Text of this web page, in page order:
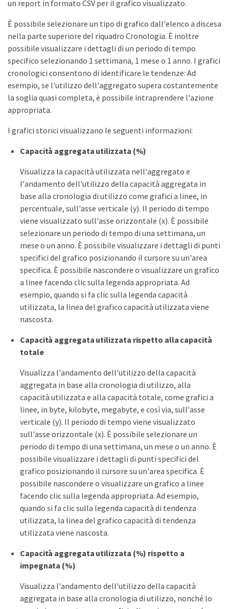
un report in formato CSV per il grafico visualizzato.
È possibile selezionare un tipo di grafico dall'elenco a discesa
nella parte superiore del riquadro Cronologia. È inoltre
possibile visualizzare i dettagli di un periodo di tempo
specifico selezionando 1 settimana, 1 mese o 1 anno. I grafici
cronologici consentono di identificare le tendenze: Ad
esempio, se l'utilizzo dell'aggregato supera costantemente
la soglia quasi completa, è possibile intraprendere l'azione
appropriata.
I grafici storici visualizzano le seguenti informazioni:
Capacità aggregata utilizzata (%)
Visualizza la capacità utilizzata nell'aggregato e
l'andamento dell'utilizzo della capacità aggregata in
base alla cronologia di utilizzo come grafici a linee, in
percentuale, sull'asse verticale (y). Il periodo di tempo
viene visualizzato sull'asse orizzontale (x). È possibile
selezionare un periodo di tempo di una settimana, un
mese o un anno. È possibile visualizzare i dettagli di punti
specifici del grafico posizionando il cursore su un'area
specifica. È possibile nascondere o visualizzare un grafico
a linee facendo clic sulla legenda appropriata. Ad
esempio, quando si fa clic sulla legenda capacità
utilizzata, la linea del grafico capacità utilizzata viene
nascosta.
Capacità aggregata utilizzata rispetto alla capacità
totale
Visualizza l'andamento dell'utilizzo della capacità
aggregata in base alla cronologia di utilizzo, alla
capacità utilizzata e alla capacità totale, come grafici a
linee, in byte, kilobyte, megabyte, e così via, sull'asse
verticale (y). Il periodo di tempo viene visualizzato
sull'asse orizzontale (x). È possibile selezionare un
periodo di tempo di una settimana, un mese o un anno. È
possibile visualizzare i dettagli di punti specifici del
grafico posizionando il cursore su un'area specifica. È
possibile nascondere o visualizzare un grafico a linee
facendo clic sulla legenda appropriata. Ad esempio,
quando si fa clic sulla legenda capacità di tendenza
utilizzata, la linea del grafico capacità di tendenza
utilizzata viene nascosta.
Capacità aggregata utilizzata (%) rispetto a
impegnata (%)
Visualizza l'andamento dell'utilizzo della capacità
aggregata in base alla cronologia di utilizzo, nonché lo